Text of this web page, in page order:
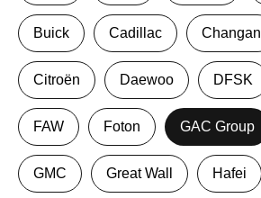
Buick Cadillac Changan
Citroën Daewoo DFSK
FAW Foton GAC Group
GMC Great Wall Hafei